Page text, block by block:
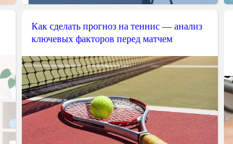
Как сделать прогноз на теннис — анализ
ключевых факторов перед матчем